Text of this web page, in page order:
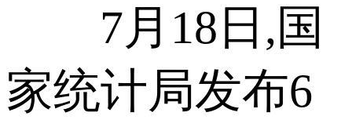
7月18日,国
家统计局发布6